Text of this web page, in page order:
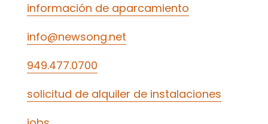
información de aparcamiento
info@newsong.net
949.477.0700
solicitud de alquiler de instalaciones